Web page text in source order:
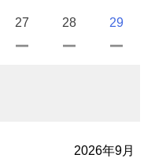
27 28 29
2026年9月